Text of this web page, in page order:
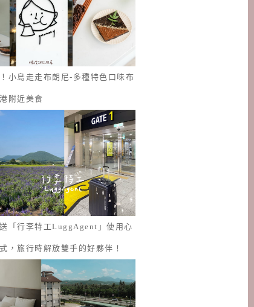
小島走走布朗尼-多種特色口味布
附近美食
「行李特工LuggAgent」使用心
，旅行時解放雙手的好夥伴！